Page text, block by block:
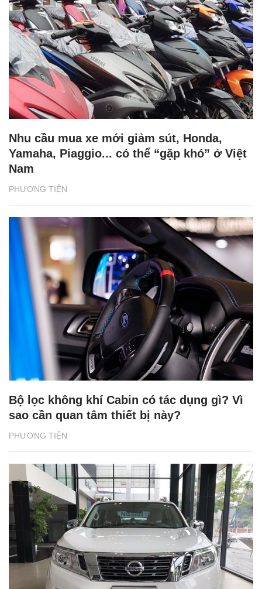
PHƯƠNG TIỆN
Nhu cầu mua xe mới giảm sút, Honda,
Yamaha, Piaggio... có thể “gặp khó” ở Việt
Nam
PHƯƠNG TIỆN
Bộ lọc không khí Cabin có tác dụng gì? Vì
sao cần quan tâm thiết bị này?